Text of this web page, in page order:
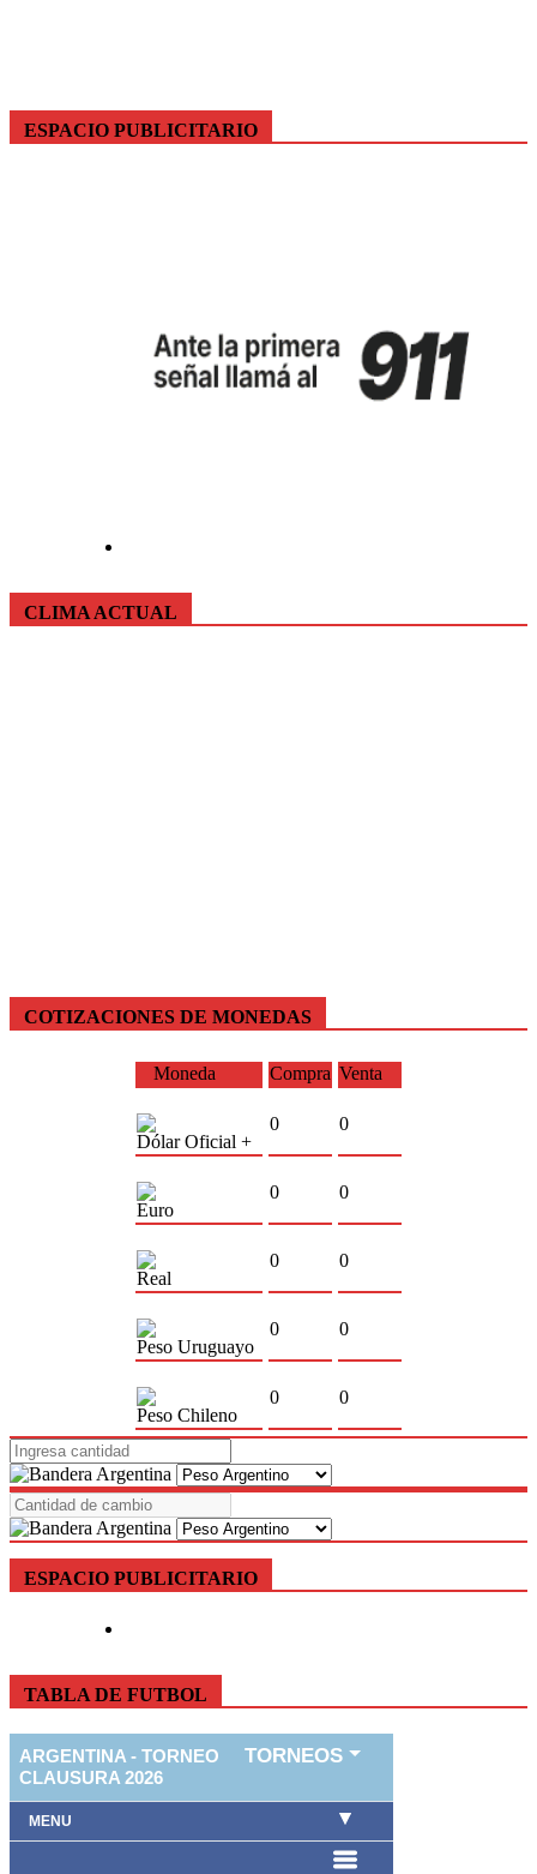
ESPACIO PUBLICITARIO
CLIMA ACTUAL
COTIZACIONES DE MONEDAS
Moneda Compra Venta
Dólar Oficial +
0 0
Euro
0 0
Real
0 0
Peso Uruguayo
0 0
Peso Chileno
0 0
ESPACIO PUBLICITARIO
TABLA DE FUTBOL